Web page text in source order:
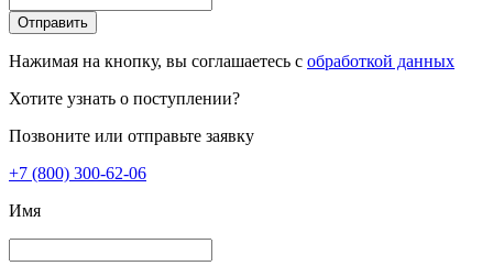
Отправить
Нажимая на кнопку, вы соглашаетесь с обработкой данных
Хотите узнать о поступлении?
Позвоните или отправьте заявку
+7 (800) 300-62-06
Имя